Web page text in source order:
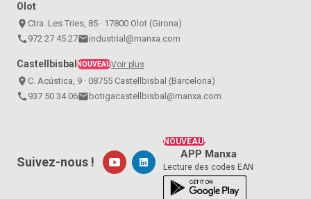
Olot
place Ctra. Les Tries, 85 · 17800 Olot (Girona)
call 972 27 45 27emailindustrial@manxa.com
Castellbisbal NOUVEAUVoir plus
place C. Acústica, 9 · 08755 Castellbisbal (Barcelona)
call 937 50 34 06email botigacastellbisbal@manxa.com
NOUVEAU!
APP Manxa
Lecture des codes EAN
Suivez-nous !